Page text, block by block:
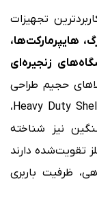
تجهیزات
هایپرمارکت‌ها،
زنجیره‌ای
حجیم طراحی
می‌شود. این نوع قفسه‌ها که با نام‌های Heavy Duty Shelf،
نیز شناخته
تقویت‌شده دارند
ظرفیت باربری